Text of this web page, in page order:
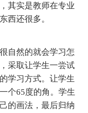
其实是教师在专业
西还很多。
自然的就会学习怎
采取让学生一尝试
学习方式。让学生
个65度的角。学生
的画法，最后归纳